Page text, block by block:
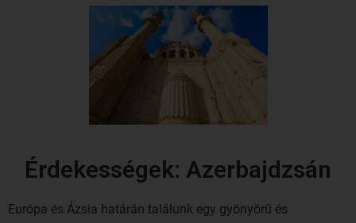
Érdekességek: Azerbajdzsán
Európa és Ázsia határán találunk egy gyönyörű és